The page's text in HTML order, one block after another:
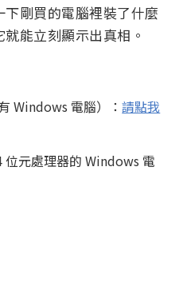
剛買的電腦裡裝了什麼
能立刻顯示出真相。
Windows 電腦）：請點我
元處理器的 Windows 電